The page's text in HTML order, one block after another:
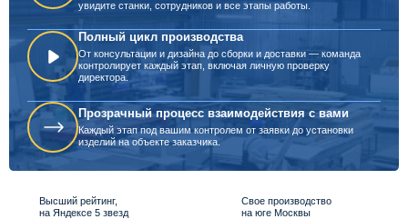
увидите станки, сотрудников и все этапы работы.
Полный цикл производства
От консультации и дизайна до сборки и доставки — команда
контролирует каждый этап, включая личную проверку
директора.
Прозрачный процесс взаимодействия с вами
Каждый этап под вашим контролем от заявки до установки
изделий на объекте заказчика.
Высший рейтинг,
на Яндексе 5 звезд
Свое производство
на юге Москвы